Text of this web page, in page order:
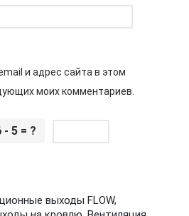
и адрес сайта в этом
моих комментариев.
- 5 = ?
выходы FLOW,